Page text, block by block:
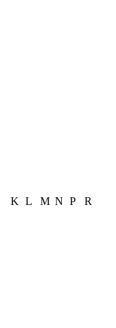
K L M N P
R